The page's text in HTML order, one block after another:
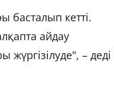
басталып кетті.
айдау
– деді